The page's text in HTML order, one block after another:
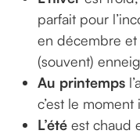
parfait pour
en décembre
(souvent)
Au printemps
c’est le
L’été est chaud